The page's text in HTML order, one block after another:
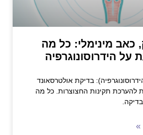
כאב מינימלי: כל מה
הידרוסונוגרפיה
בדיקת אולטרסאונד
להערכת תקינות החצוצרות. כל מה
»